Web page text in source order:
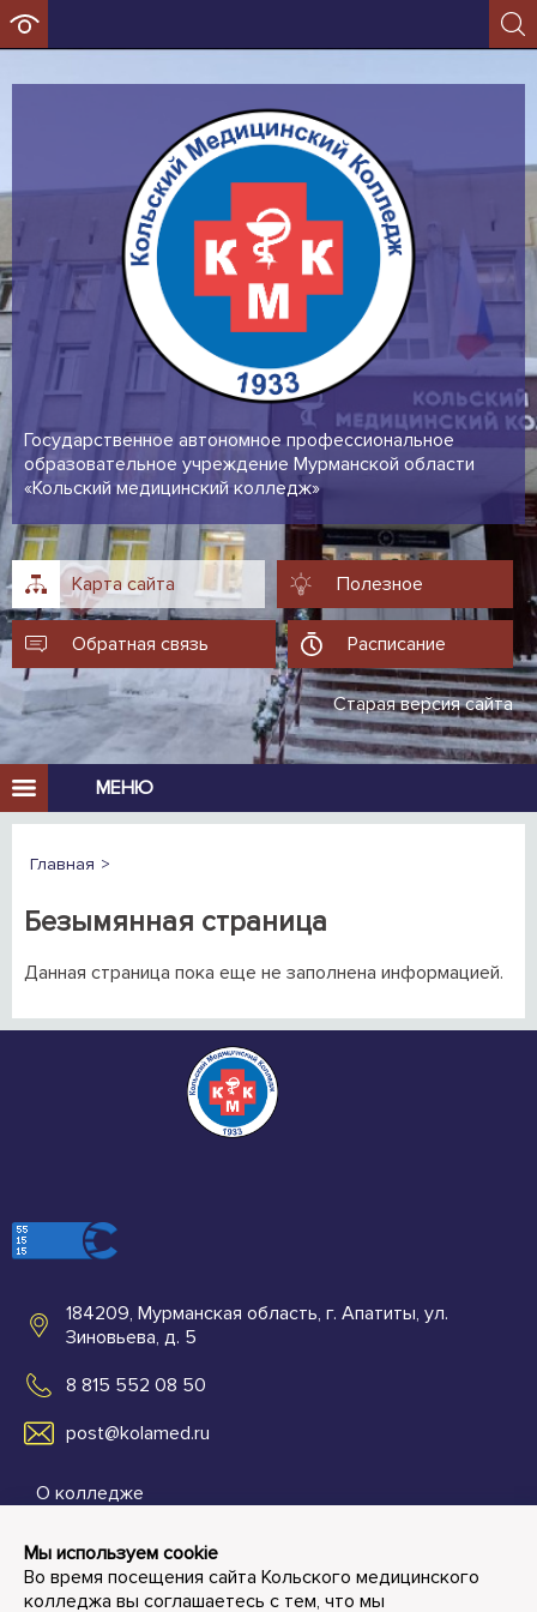
Государственное автономное профессиональное
образовательное учреждение Мурманской области
«Кольский медицинский колледж»
Карта сайта Полезное
Обратная связь Расписание
Старая версия сайта
МЕНЮ
Главная
Безымянная страница
Данная страница пока еще не заполнена информацией.
Мы используем cookie
Во время посещения сайта Кольского медицинского
колледжа вы соглашаетесь с тем, что мы
184209, Мурманская область, г. Апатиты, ул.
Зиновьева, д. 5
8 815 552 08 50
post@kolamed.ru
О колледже
Абитуриентам
Студенту и преподавателю